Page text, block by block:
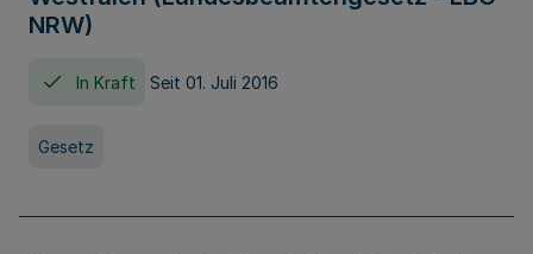
NRW)
In Kraft Seit 01. Juli 2016
Gesetz